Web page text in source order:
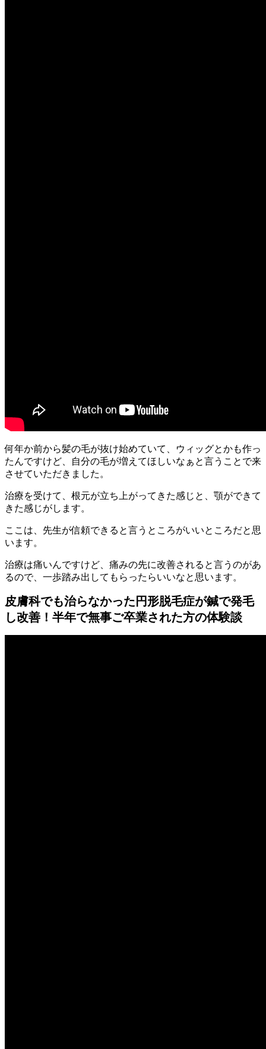
何年か前から髪の毛が抜け始めていて、ウィッグとかも作っ
たんですけど、自分の毛が増えてほしいなぁと言うことで来
させていただきました。
治療を受けて、根元が立ち上がってきた感じと、顎ができて
きた感じがします。
ここは、先生が信頼できると言うところがいいところだと思
います。
治療は痛いんですけど、痛みの先に改善されると言うのがあ
るので、一歩踏み出してもらったらいいなと思います。
皮膚科でも治らなかった円形脱毛症が鍼で発毛
し改善！半年で無事ご卒業された方の体験談